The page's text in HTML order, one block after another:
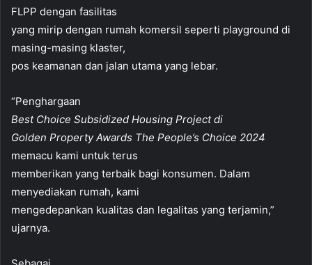
FLPP dengan fasilitas
yang mirip dengan rumah komersil seperti playground di
masing-masing klaster,
pos keamanan dan jalan utama yang lebar.
“Penghargaan
Best Choice Subsidized Housing Project di
Golden Property Awards The People’s Choice 2024
memacu kami untuk terus
memberikan yang terbaik bagi konsumen. Dalam
menyediakan rumah, kami
mengedepankan kualitas dan legalitas yang terjamin,”
ujarnya.